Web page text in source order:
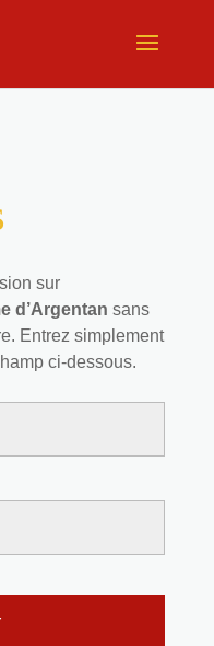
sur
d’Argentan sans
Entrez simplement
ci-dessous.